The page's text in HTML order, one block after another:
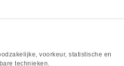
voorkeur, statistische en
technieken.